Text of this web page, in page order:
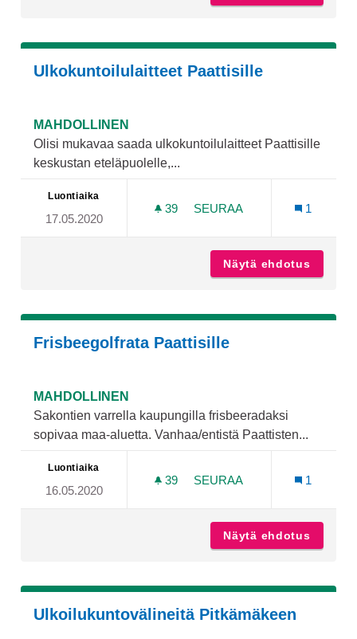
Ulkokuntoilulaitteet Paattisille
MAHDOLLINEN
Olisi mukavaa saada ulkokuntoilulaitteet Paattisille
keskustan eteläpuolelle,...
Luontiaika
17.05.2020
39 39 SEURAAJAA
SEURAA
1
Näytä ehdotus
Frisbeegolfrata Paattisille
MAHDOLLINEN
Sakontien varrella kaupungilla frisbeeradaksi
sopivaa maa-aluetta. Vanhaa/entistä Paattisten...
Luontiaika
16.05.2020
39 39 SEURAAJAA
SEURAA
1
Näytä ehdotus
Ulkoilukuntovälineitä Pitkämäkeen